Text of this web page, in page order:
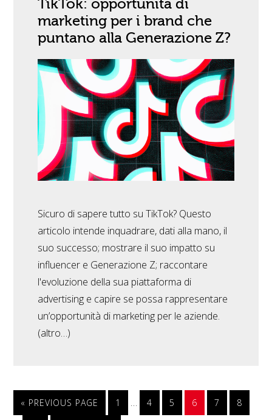
TikTok: opportunità di
marketing per i brand che
puntano alla Generazione Z?
Sicuro di sapere tutto su TikTok? Questo
articolo intende inquadrare, dati alla mano, il
suo successo; mostrare il suo impatto su
influencer e Generazione Z; raccontare
l'evoluzione della sua piattaforma di
advertising e capire se possa rappresentare
un’opportunità di marketing per le aziende.
(altro…)
« PREVIOUS PAGE 1 … 4 5 6 7 8